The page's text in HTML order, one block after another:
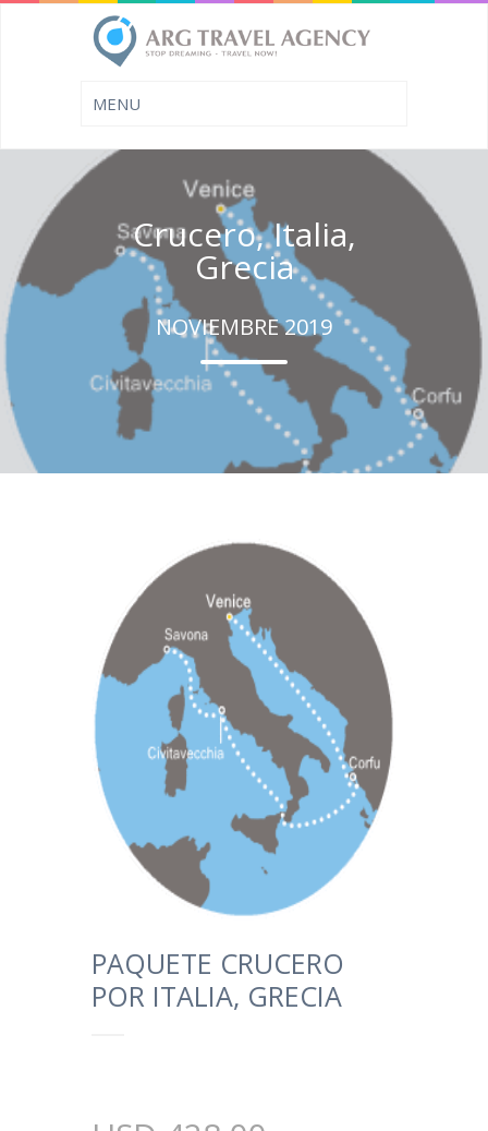
Crucero, Italia,
Grecia
NOVIEMBRE 2019
PAQUETE CRUCERO
POR ITALIA, GRECIA